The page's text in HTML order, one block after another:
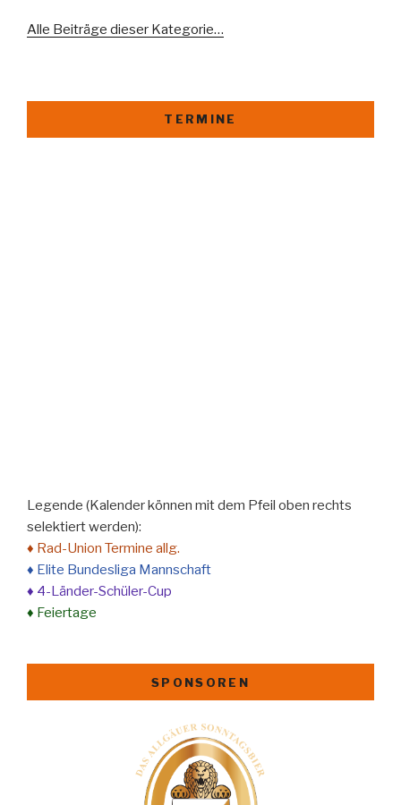
Alle Beiträge dieser Kategorie…
TERMINE
Legende (Kalender können mit dem Pfeil oben rechts
selektiert werden):
♦ Rad-Union Termine allg.
♦ Elite Bundesliga Mannschaft
♦ 4-Länder-Schüler-Cup
♦ Feiertage
SPONSOREN